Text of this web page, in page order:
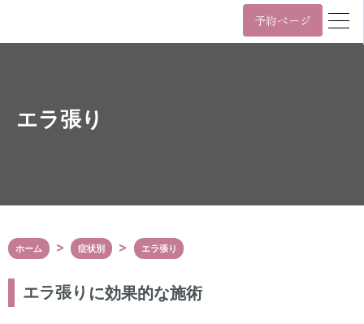
予約ページ
11:00~22:00
〒107-0061
カプリ北青山5階
表参道駅（A3番出口）から徒歩2分
エラ張り
ホーム 症状別 エラ張り
エラ張り に効果的な施術